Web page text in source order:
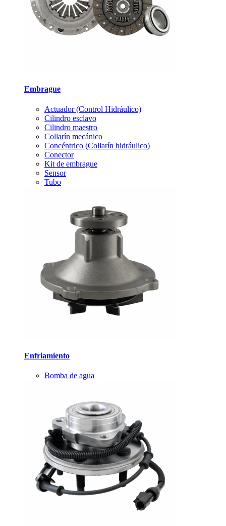
Embrague
Actuador (Control Hidráulico)
Cilindro esclavo
Cilindro maestro
Collarín mecánico
Concéntrico (Collarín hidráulico)
Conector
Kit de embrague
Sensor
Tubo
Enfriamiento
Bomba de agua